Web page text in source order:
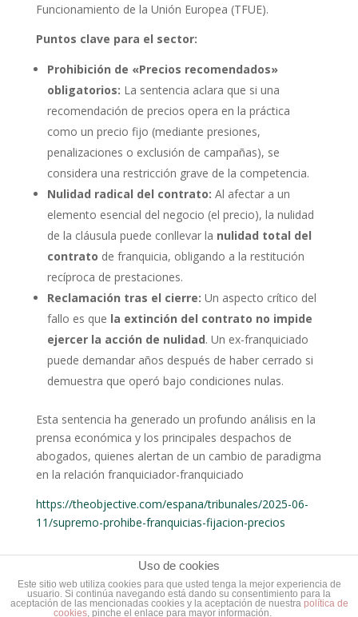
Funcionamiento de la Unión Europea (TFUE).
Puntos clave para el sector:
Prohibición de «Precios recomendados»
obligatorios: La sentencia aclara que si una
recomendación de precios opera en la práctica
como un precio fijo (mediante presiones,
penalizaciones o exclusión de campañas), se
considera una restricción grave de la competencia.
Nulidad radical del contrato: Al afectar a un
elemento esencial del negocio (el precio), la nulidad
de la cláusula puede conllevar la nulidad total del
contrato de franquicia, obligando a la restitución
recíproca de prestaciones.
Reclamación tras el cierre: Un aspecto crítico del
fallo es que la extinción del contrato no impide
ejercer la acción de nulidad. Un ex-franquiciado
puede demandar años después de haber cerrado si
demuestra que operó bajo condiciones nulas.
Esta sentencia ha generado un profundo análisis en la
prensa económica y los principales despachos de
abogados, quienes alertan de un cambio de paradigma
en la relación franquiciador-franquiciado
https://theobjective.com/espana/tribunales/2025-06-
11/supremo-prohibe-franquicias-fijacion-precios
Uso de cookies
Este sitio web utiliza cookies para que usted tenga la mejor experiencia de
usuario. Si continúa navegando está dando su consentimiento para la
aceptación de las mencionadas cookies y la aceptación de nuestra política de
cookies, pinche el enlace para mayor información.